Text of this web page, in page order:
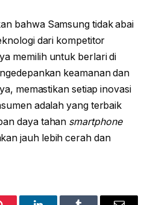
bahwa Samsung tidak abai
dari kompetitor
memilih untuk berlari di
keamanan dan
memastikan setiap inovasi
adalah yang terbaik
daya tahan smartphone
jauh lebih cerah dan